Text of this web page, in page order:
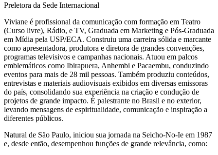
Preletora da Sede Internacional
Viviane é profissional da comunicação com formação em Teatro
(Curso livre), Rádio, e TV, Graduada em Marketing e Pós-Graduada
em Mídia pela USP/ECA. Construiu uma carreira sólida e marcante
como apresentadora, produtora e diretora de grandes convenções,
programas televisivos e campanhas nacionais. Atuou em palcos
emblemáticos como Ibirapuera, Anhembi e Pacaembu, conduzindo
eventos para mais de 28 mil pessoas. Também produziu conteúdos,
entrevistas e materiais audiovisuais exibidos em diversas emissoras
do país, consolidando sua experiência na criação e condução de
projetos de grande impacto. É palestrante no Brasil e no exterior,
levando mensagens de espiritualidade, comunicação e inspiração a
diferentes públicos.
Natural de São Paulo, iniciou sua jornada na Seicho-No-Ie em 1987
e, desde então, desempenhou funções de grande relevância, como: